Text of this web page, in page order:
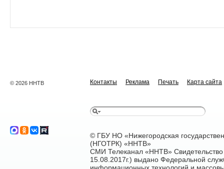
© 2026 ННТВ Контакты Реклама Печать Карта сайта
© ГБУ НО «Нижегородская
(НГОТРК) «ННТВ»
СМИ Телеканал «ННТВ»
15.08.2017г.) выдано Федеральной